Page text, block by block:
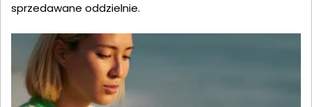
sprzedawane oddzielnie.